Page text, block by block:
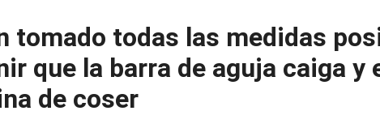
tomado todas las medidas
que la barra de aguja caiga y
de coser